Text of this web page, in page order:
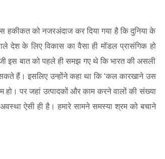
हकीकत को नजरअंदाज कर दिया गया है कि दुनिया के
देश के लिए विकास का वैसा ही मॉडल प्रासंगिक हो
इस बात को पहले ही समझ गए थे कि भारत की असली
हैं। इसलिए उन्होंने कहा था कि ‘कल कारखाने उस
पर जहां उत्पादकों और काम करने वालों की संख्या
ऐसी ही है। हमारे सामने समस्या श्रम को बचाने